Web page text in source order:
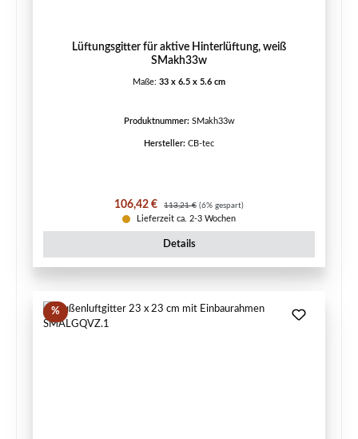
Lüftungsgitter für aktive Hinterlüftung, weiß
SMakh33w
Maße: 33 x 6.5 x 5.6 cm
Produktnummer: SMakh33w
Hersteller: CB-tec
Verkaufspreis:
106,42 € Regulärer Preis:
113,21 € (6% gespart)
Lieferzeit ca. 2-3 Wochen
Details
%Rabatt